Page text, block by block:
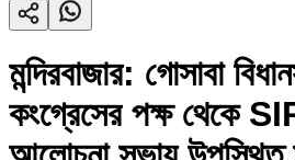
মন্দিরবাজার: গোসাবা
কংগ্রেসের পক্ষ থেকে